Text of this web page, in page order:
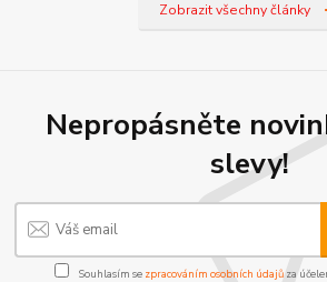
Zobrazit všechny články
Nepropásněte
slevy!
Souhlasím se zpracováním osobních údajůza